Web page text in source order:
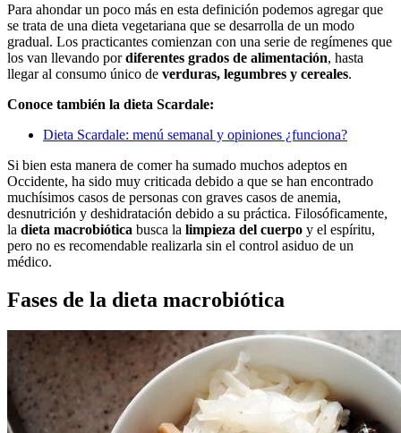
Para ahondar un poco más en esta definición podemos agregar que
se trata de una dieta vegetariana que se desarrolla de un modo
gradual. Los practicantes comienzan con una serie de regímenes que
los van llevando pordiferentes grados de alimentación, hasta
llegar al consumo único de verduras, legumbres y cereales.
Conoce también la dieta Scardale:
Dieta Scardale: menú semanal y opiniones ¿funciona?
Si bien esta manera de comer ha sumado muchos adeptos en
Occidente, ha sido muy criticada debido a que se han encontrado
muchísimos casos de personas con graves casos de anemia,
desnutrición y deshidratación debido a su práctica. Filosóficamente,
la dieta macrobiótica busca la limpieza del cuerpo y el espíritu,
pero no es recomendable realizarla sin el control asiduo de un
médico.
Fases de la dieta macrobiótica